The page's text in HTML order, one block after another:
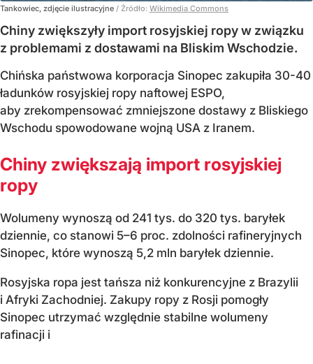
Tankowiec, zdjęcie ilustracyjne / Źródło: Wikimedia Commons
Chiny zwiększyły import rosyjskiej ropy w związku
z problemami z dostawami na Bliskim Wschodzie.
Chińska państwowa korporacja Sinopec zakupiła 30-40
ładunków rosyjskiej ropy naftowej ESPO,
aby zrekompensować zmniejszone dostawy z Bliskiego
Wschodu spowodowane wojną USA z Iranem.
Chiny zwiększają import rosyjskiej
ropy
Wolumeny wynoszą od 241 tys. do 320 tys. baryłek
dziennie, co stanowi 5–6 proc. zdolności rafineryjnych
Sinopec, które wynoszą 5,2 mln baryłek dziennie.
Rosyjska ropa jest tańsza niż konkurencyjne z Brazylii
i Afryki Zachodniej. Zakupy ropy z Rosji pomogły
Sinopec utrzymać względnie stabilne wolumeny
rafinacji i